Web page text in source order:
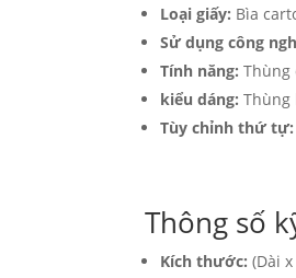
Loại giấy: Bìa
Sử dụng công
Tính năng: Thùng
kiểu dáng: Thùng
Tùy chỉnh thứ tự:
Thông số
Kích thước: (Dài